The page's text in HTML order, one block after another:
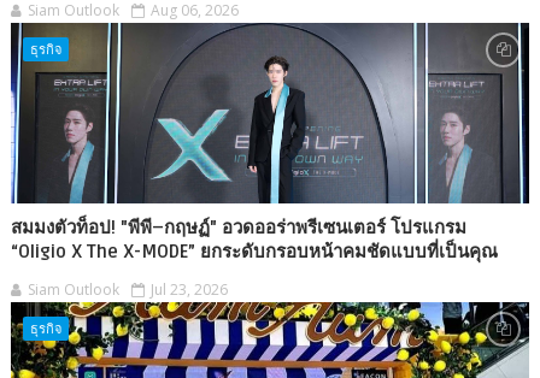
Siam Outlook Aug 06, 2026
ธุรกิจ
สมมงตัวท็อป! "พีพี–กฤษฏ์" อวดออร่าพรีเซนเตอร์ โปรแกรม
“Oligio X The X-MODE” ยกระดับกรอบหน้าคมชัดแบบที่เป็นคุณ
Siam Outlook Jul 23, 2026
ธุรกิจ